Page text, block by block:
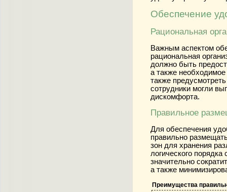
Обеспечение
Рациональная
Важным аспектом
рациональная
должно быть
а также
также
сотрудники могли
дискомфорта.
Правильное
Для обеспечения
правильно
зон для хранения
логического
значительно
а также
Преимущества